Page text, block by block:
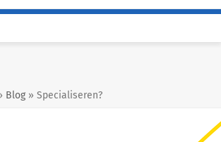
Blog » Specialiseren?